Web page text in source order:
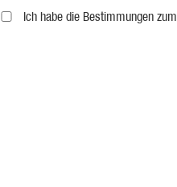
Ich habe die Bestimmungen zum